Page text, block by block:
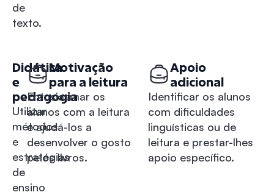
de
texto.
Didática
e
pedagogia
Utilizar
métodos
e
estratégias
de
ensino
Motivação
para a leitura
Entusiasmar os
alunos com a leitura
e ajudá-los a
desenvolver o gosto
pelos livros.
Apoio
adicional
Identificar os alunos
com dificuldades
linguísticas ou de
leitura e prestar-lhes
apoio específico.